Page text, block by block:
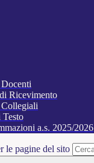
Ricevimento
a.s. 2025/2026
le pagine del sito